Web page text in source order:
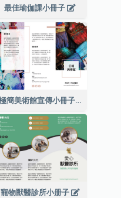
最佳瑜伽課小冊子
極簡美術館宣傳小冊子
寵物獸醫診所小册子